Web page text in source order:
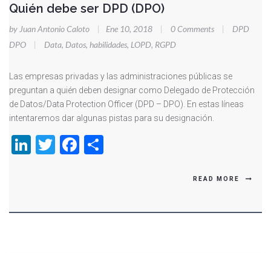
Quién debe ser DPD (DPO)
by Juan Antonio Caloto | Ene 10, 2018 | 0 Comments |
DPD
DPO
| Data, Datos, habilidades, LOPD, RGPD
Las empresas privadas y las administraciones públicas se
preguntan a quién deben designar como Delegado de Protección
de Datos/Data Protection Officer (DPD – DPO). En estas líneas
intentaremos dar algunas pistas para su designación.
LinkedIn
TwitterFacebook
READ MORE